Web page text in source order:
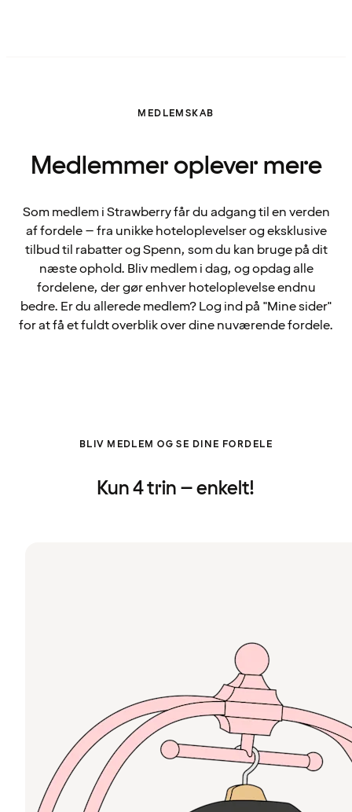
MEDLEMSKAB
Medlemmer oplever mere
Som medlem i Strawberry får du adgang til en verden
af fordele – fra unikke hoteloplevelser og eksklusive
tilbud til rabatter og Spenn, som du kan bruge på dit
næste ophold. Bliv medlem i dag, og opdag alle
fordelene, der gør enhver hoteloplevelse endnu
bedre. Er du allerede medlem? Log ind på "Mine sider"
for at få et fuldt overblik over dine nuværende fordele.
BLIV MEDLEM OG SE DINE FORDELE
Kun 4 trin – enkelt!